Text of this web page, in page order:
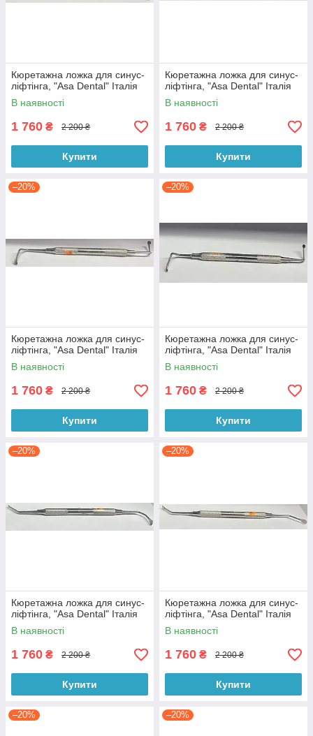
Кюретажна ложка для синус-
ліфтінга, "Asa Dental" Італія
В наявності
1 760 ₴ 2 200 ₴
Купити
Кюретажна ложка для синус-
ліфтінга, "Asa Dental" Італія
В наявності
1 760 ₴ 2 200 ₴
Купити
–20%
Кюретажна ложка для синус-
ліфтінга, "Asa Dental" Італія
В наявності
1 760 ₴ 2 200 ₴
Купити
–20%
Кюретажна ложка для синус-
ліфтінга, "Asa Dental" Італія
В наявності
1 760 ₴ 2 200 ₴
Купити
–20%
Кюретажна ложка для синус-
ліфтінга, "Asa Dental" Італія
В наявності
1 760 ₴ 2 200 ₴
Купити
–20%
Кюретажна ложка для синус-
ліфтінга, "Asa Dental" Італія
В наявності
1 760 ₴ 2 200 ₴
Купити
–20% –20%